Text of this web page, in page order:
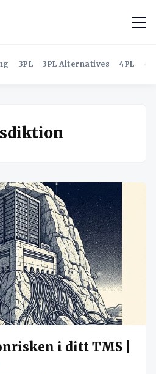
3PL 3PL Alternatives 4PL
i ditt TMS |